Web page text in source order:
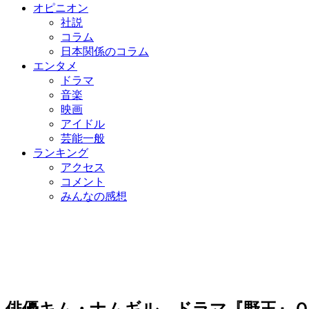
オピニオン
社説
コラム
日本関係のコラム
エンタメ
ドラマ
音楽
映画
アイドル
芸能一般
ランキング
アクセス
コメント
みんなの感想